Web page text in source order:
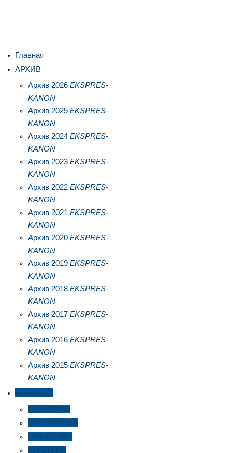
Главная
АРХИВ
Архив 2026 EKSPRES-
KANON
Архив 2025 EKSPRES-
KANON
Архив 2024 EKSPRES-
KANON
Архив 2023 EKSPRES-
KANON
Архив 2022 EKSPRES-
KANON
Архив 2021 EKSPRES-
KANON
Архив 2020 EKSPRES-
KANON
Архив 2019 EKSPRES-
KANON
Архив 2018 EKSPRES-
KANON
Архив 2017 EKSPRES-
KANON
Архив 2016 EKSPRES-
KANON
Архив 2015 EKSPRES-
KANON
НОВОСТИ
ПОЛИТИКА
ЭКОНОМИКА
ОБЩЕСТВО
КУЛЬТУРА